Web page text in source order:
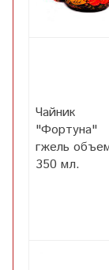
Чайник
"Фортуна"
гжель
350 мл.